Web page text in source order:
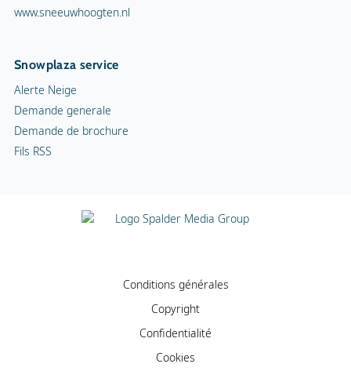
www.sneeuwhoogten.nl
Snowplaza service
Alerte Neige
Demande generale
Demande de brochure
Fils RSS
Conditions générales
Copyright
Confidentialité
Cookies